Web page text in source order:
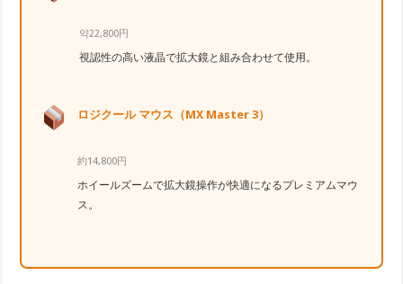
약22,800円
視認性の高い液晶で拡大鏡と組み合わせて使用。
ロジクール マウス（MX Master 3）
約14,800円
ホイールズームで拡大鏡操作が快適になるプレミアムマウ
ス。